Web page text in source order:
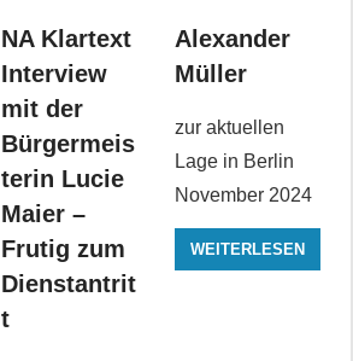
NA Klartext
Interview
mit der
Bürgermeis
terin Lucie
Maier –
Frutig zum
Dienstantrit
t
Alexander
Müller
zur aktuellen
Lage in Berlin
November 2024
WEITERLESEN